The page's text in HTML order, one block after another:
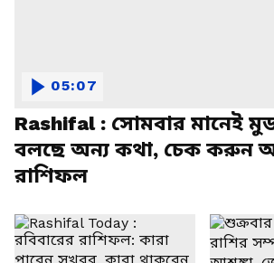
Rashifal : সোমবার মানেই
বলছে অন্য কথা, চেক করুন
রাশিফল
05:07